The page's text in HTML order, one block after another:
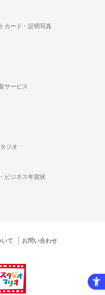
カード・証明写真
サービス
ジオ
ビジネス年賀状
て お問い合わせ